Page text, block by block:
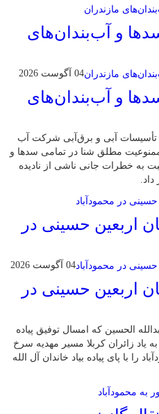
و آب‌بندان‌‌های
04 آگوست 2026
و آب‌بندان‌‌های
تأسیسات آبی و برق‌آبی شرکت آب
ممنوعیت مطلق شنا در تمامی سدها و
به خطرات جانی ناشی از نادیده
اربعین حسینی در
04 آگوست 2026
اربعین حسینی در
الحسین که امسال توفیق پیاده
یاد زائران کربلا مسیر مهدیه سرخ
را با پای پیاده بیاد خاندان آل الله